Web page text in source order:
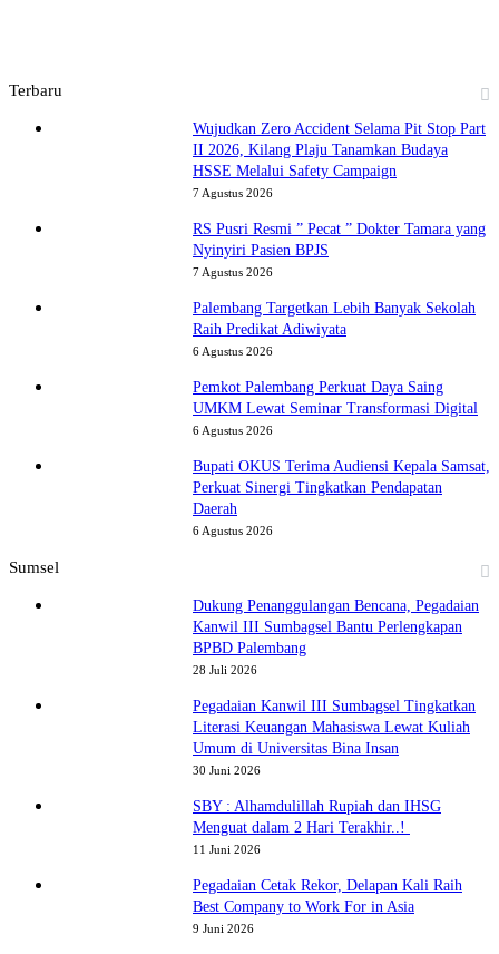
Terbaru
Wujudkan Zero Accident Selama Pit Stop Part
II 2026, Kilang Plaju Tanamkan Budaya
HSSE Melalui Safety Campaign
7 Agustus 2026
RS Pusri Resmi ” Pecat ” Dokter Tamara yang
Nyinyiri Pasien BPJS
7 Agustus 2026
Palembang Targetkan Lebih Banyak Sekolah
Raih Predikat Adiwiyata
6 Agustus 2026
Pemkot Palembang Perkuat Daya Saing
UMKM Lewat Seminar Transformasi Digital
6 Agustus 2026
Bupati OKUS Terima Audiensi Kepala Samsat,
Perkuat Sinergi Tingkatkan Pendapatan
Daerah
6 Agustus 2026
Sumsel
Dukung Penanggulangan Bencana, Pegadaian
Kanwil III Sumbagsel Bantu Perlengkapan
BPBD Palembang
28 Juli 2026
Pegadaian Kanwil III Sumbagsel Tingkatkan
Literasi Keuangan Mahasiswa Lewat Kuliah
Umum di Universitas Bina Insan
30 Juni 2026
SBY : Alhamdulillah Rupiah dan IHSG
Menguat dalam 2 Hari Terakhir..!
11 Juni 2026
Pegadaian Cetak Rekor, Delapan Kali Raih
Best Company to Work For in Asia
9 Juni 2026